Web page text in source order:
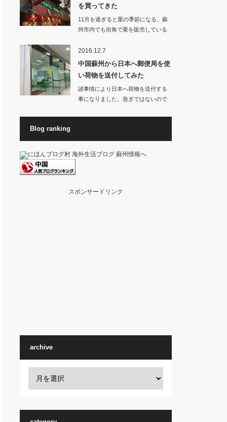
を買ってきた
11月を過ぎると栗の季節になる。蘇
州市内でも街角で栗を販売している
2016.12.7
中国蘇州から日本へ郵便局を使
い荷物を送付してみた
諸事情により日本へ荷物を送付する
事になりました。急ぎではないので
Blog ranking
スポンサードリンク
archive